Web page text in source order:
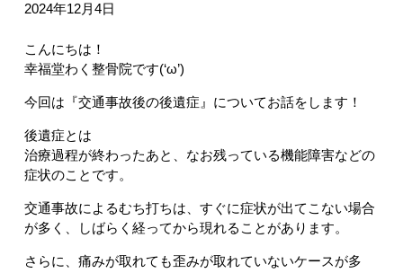
2024年12月4日
こんにちは！
幸福堂わく整骨院です(‘ω’)
今回は『交通事故後の後遺症』についてお話をします！
後遺症とは
治療過程が終わったあと、なお残っている機能障害などの
症状のことです。
交通事故によるむち打ちは、すぐに症状が出てこない場合
が多く、しばらく経ってから現れることがあります。
さらに、痛みが取れても歪みが取れていないケースが多